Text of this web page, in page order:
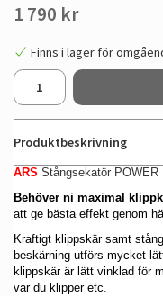
1 790 kr
Finns i lager för
Produktbeskrivning
ARS Stångsekatör POWER
Behöver ni maximal
att ge bästa effekt genom
Kraftigt klippskär samt
beskärning utförs mycket
klippskär är lätt vinklad för
var du klipper etc.